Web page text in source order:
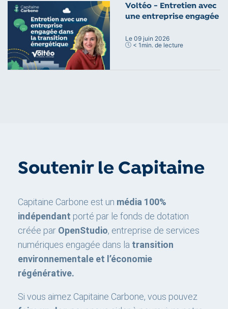
Voltéo - Entretien avec
une entreprise engagée
Le 09 juin 2026
< 1 min. de lecture
Soutenir le Capitaine
Capitaine Carbone est un média 100%
indépendant porté par le fonds de dotation
créée par OpenStudio, entreprise de services
numériques engagée dans la transition
environnementale et l’économie
régénérative.
Si vous aimez Capitaine Carbone, vous pouvez